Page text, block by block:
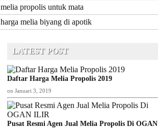
melia propolis untuk mata
harga melia biyang di apotik
LATEST POST
Daftar Harga Melia Propolis 2019
on Januari 3, 2019
Pusat Resmi Agen Jual Melia Propolis Di OGAN